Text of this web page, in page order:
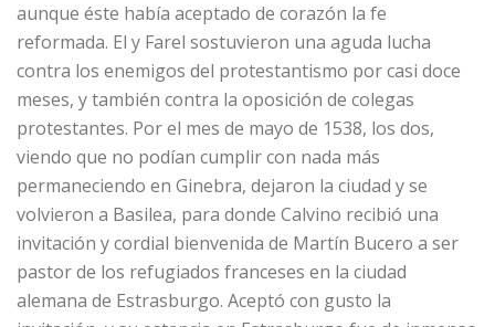
aunque éste había aceptado de corazón la fe
reformada. El y Farel sostuvieron una aguda lucha
contra los enemigos del protestantismo por casi doce
meses, y también contra la oposición de colegas
protestantes. Por el mes de mayo de 1538, los dos,
viendo que no podían cumplir con nada más
permaneciendo en Ginebra, dejaron la ciudad y se
volvieron a Basilea, para donde Calvino recibió una
invitación y cordial bienvenida de Martín Bucero a ser
pastor de los refugiados franceses en la ciudad
alemana de Estrasburgo. Aceptó con gusto la